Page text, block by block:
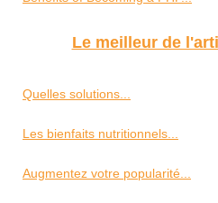
Le meilleur de
Quelles solutions...
Les bienfaits nutritionnels...
Augmentez votre popularité...